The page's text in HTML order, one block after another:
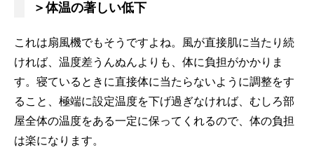
＞体温の著しい低下
これは扇風機でもそうですよね。風が直接肌に当たり続
ければ、温度差うんぬんよりも、体に負担がかかりま
す。寝ているときに直接体に当たらないように調整をす
ること、極端に設定温度を下げ過ぎなければ、むしろ部
屋全体の温度をある一定に保ってくれるので、体の負担
は楽になります。